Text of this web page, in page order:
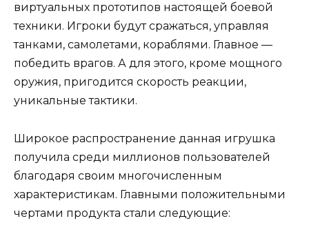
виртуальных прототипов настоящей боевой
техники. Игроки будут сражаться, управляя
танками, самолетами, кораблями. Главное —
победить врагов. А для этого, кроме мощного
оружия, пригодится скорость реакции,
уникальные тактики.
Широкое распространение данная игрушка
получила среди миллионов пользователей
благодаря своим многочисленным
характеристикам. Главными положительными
чертами продукта стали следующие: